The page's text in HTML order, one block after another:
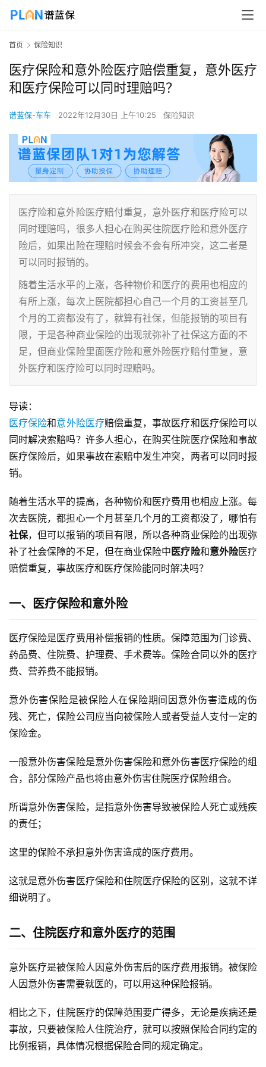
首页 保险知识
医疗保险和意外险医疗赔偿重复，意外医疗
和医疗保险可以同时理赔吗？
谱蓝保-车车 2022年12月30日 上午10:25 保险知识
医疗险和意外险医疗赔付重复，意外医疗和医疗险可以
同时理赔吗，很多人担心在购买住院医疗险和意外医疗
险后，如果出险在理赔时候会不会有所冲突，这二者是
可以同时报销的。
随着生活水平的上涨，各种物价和医疗的费用也相应的
有所上涨，每次上医院都担心自己一个月的工资甚至几
个月的工资都没有了，就算有社保，但能报销的项目有
限，于是各种商业保险的出现就弥补了社保这方面的不
足，但商业保险里面医疗险和意外险医疗赔付重复，意
外医疗和医疗险可以同时理赔吗。
导读：
医疗保险和意外险医疗赔偿重复，事故医疗和医疗保险可以
同时解决索赔吗？许多人担心，在购买住院医疗保险和事故
医疗保险后，如果事故在索赔中发生冲突，两者可以同时报
销。
随着生活水平的提高，各种物价和医疗费用也相应上涨。每
次去医院，都担心一个月甚至几个月的工资都没了，哪怕有
社保，但可以报销的项目有限，所以各种商业保险的出现弥
补了社会保障的不足，但在商业保险中医疗险和意外险医疗
赔偿重复，事故医疗和医疗保险能同时解决吗？
一、医疗保险和意外险
医疗保险是医疗费用补偿报销的性质。保障范围为门诊费、
药品费、住院费、护理费、手术费等。保险合同以外的医疗
费、营养费不能报销。
意外伤害保险是被保险人在保险期间因意外伤害造成的伤
残、死亡，保险公司应当向被保险人或者受益人支付一定的
保险金。
一般意外伤害保险是意外伤害保险和意外伤害医疗保险的组
合，部分保险产品也将由意外伤害住院医疗保险组合。
所谓意外伤害保险，是指意外伤害导致被保险人死亡或残疾
的责任；
这里的保险不承担意外伤害造成的医疗费用。
这就是意外伤害医疗保险和住院医疗保险的区别，这就不详
细说明了。
二、住院医疗和意外医疗的范围
意外医疗是被保险人因意外伤害后的医疗费用报销。被保险
人因意外伤害需要就医的，可以用这种保险报销。
相比之下，住院医疗的保障范围要广得多，无论是疾病还是
事故，只要被保险人住院治疗，就可以按照保险合同约定的
比例报销，具体情况根据保险合同的规定确定。